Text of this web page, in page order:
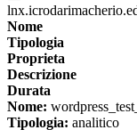
Nome
Tipologia
Proprieta
Descrizione
Durata
Nome:
Tipologia: analitico